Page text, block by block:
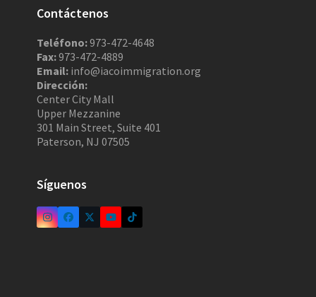
Contáctenos
Teléfono:973-472-4648
Fax:973-472-4889
Email: info@iacoimmigration.org
Dirección:
Center City Mall
Upper Mezzanine
301 Main Street, Suite 401
Paterson, NJ 07505
Síguenos